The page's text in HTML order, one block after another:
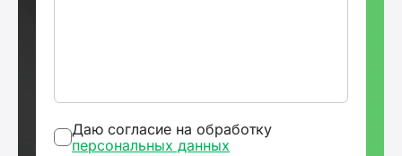
Даю согласие на обработку
персональных данных